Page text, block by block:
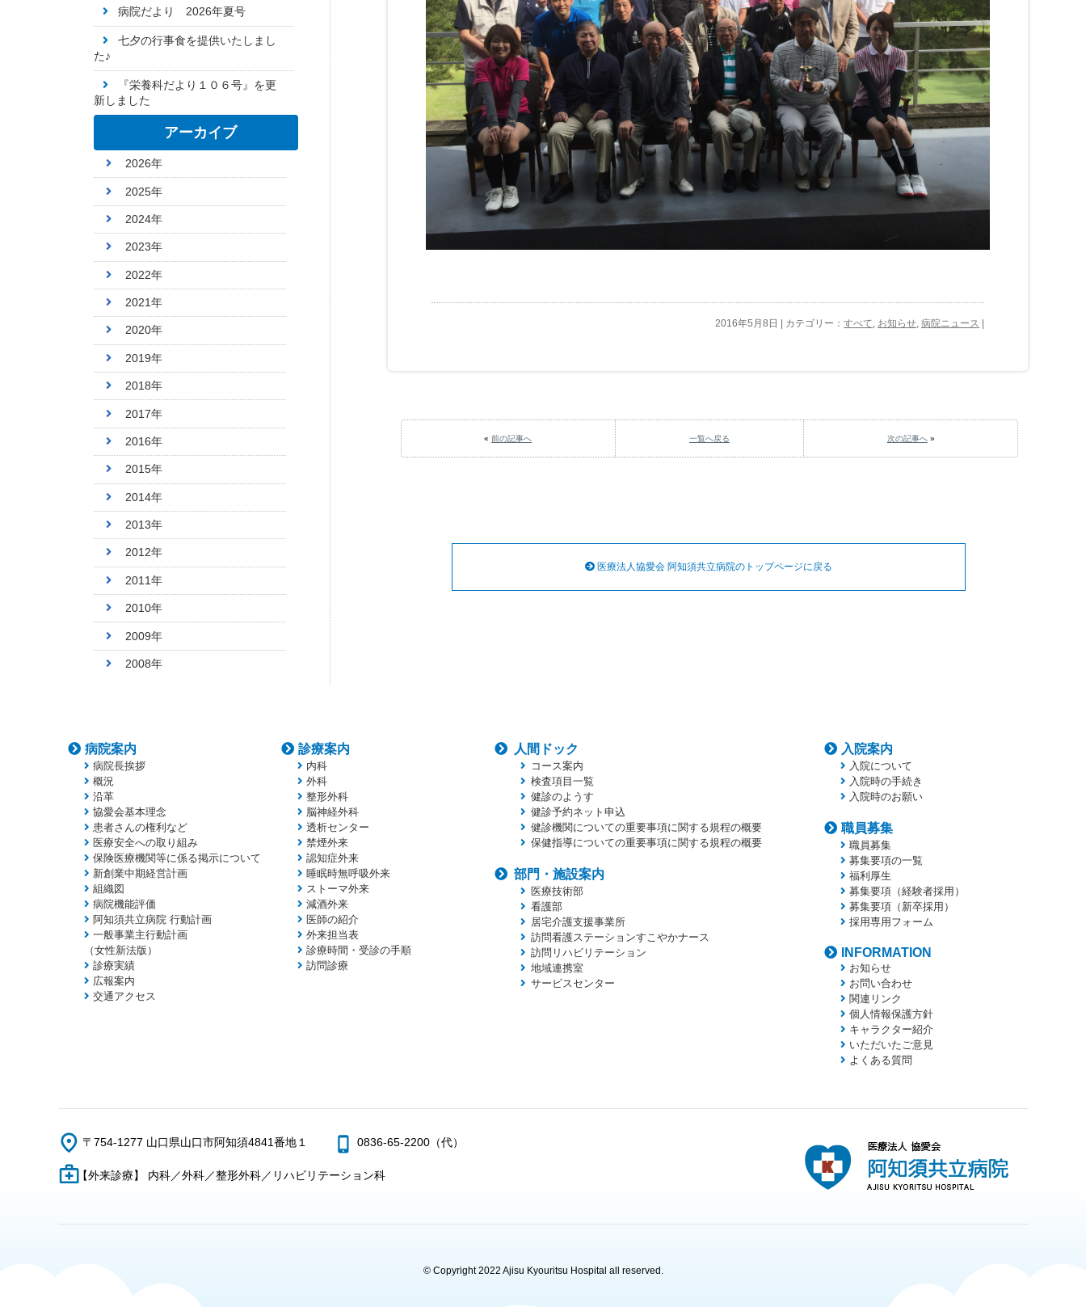
2016年5月8日 | カテゴリー：すべて, お知らせ,病院ニュース
«前の記事へ 一覧へ戻る 次の記事へ»
医療法人協愛会 阿知須共立病院のトップページに戻る
病院だより 2026年夏号
七夕の行事食を提供いたしまし
た♪
『栄養科だより１０６号』を更
新しました
アーカイブ
2026年
2025年
2024年
2023年
2022年
2021年
2020年
2019年
2018年
2017年
2016年
2015年
2014年
2013年
2012年
2011年
2010年
2009年
2008年
病院案内
病院長挨拶
概況
沿革
協愛会基本理念
患者さんの権利など
医療安全への取り組み
保険医療機関等に係る掲示について
新創業中期経営計画
組織図
病院機能評価
阿知須共立病院 行動計画
一般事業主行動計画
（女性新法版）
診療実績
広報案内
交通アクセス
診療案内
内科
外科
整形外科
脳神経外科
透析センター
禁煙外来
認知症外来
睡眠時無呼吸外来
ストーマ外来
減酒外来
医師の紹介
外来担当表
診療時間・受診の手順
訪問診療
人間ドック
コース案内
検査項目一覧
健診のようす
健診予約ネット申込
健診機関についての重要事項に関する規程の概要
保健指導についての重要事項に関する規程の概要
部門・施設案内
医療技術部
看護部
居宅介護支援事業所
訪問看護ステーションすこやかナース
訪問リハビリテーション
地域連携室
サービスセンター
入院案内
入院について
入院時の手続き
入院時のお願い
職員募集
職員募集
募集要項の一覧
福利厚生
募集要項（経験者採用）
募集要項（新卒採用）
採用専用フォーム
INFORMATION
お知らせ
お問い合わせ
関連リンク
個人情報保護方針
キャラクター紹介
いただいたご意見
よくある質問
〒754-1277 山口県山口市阿知須4841番地１ 0836-65-2200（代）
【外来診療】 内科／外科／整形外科／リハビリテーション科
© Copyright 2022 Ajisu Kyouritsu Hospital all reserved.